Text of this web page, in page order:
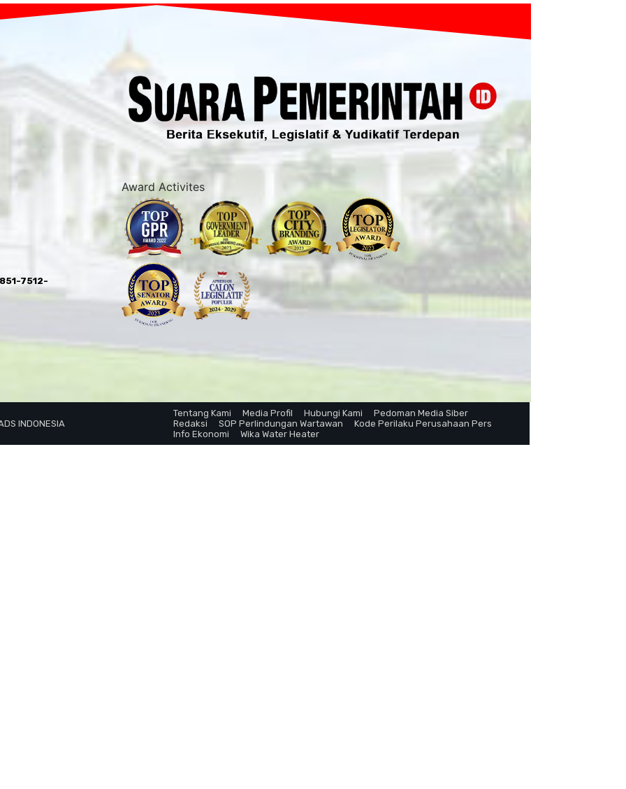
7512-
Award Activites
INDONESIA
Tentang Kami Media Profil Hubungi Kami
Pedoman Media Siber
Redaksi
SOP Perlindungan Wartawan
Kode Perilaku Perusahaan Pers
Info Ekonomi
Wika Water Heater